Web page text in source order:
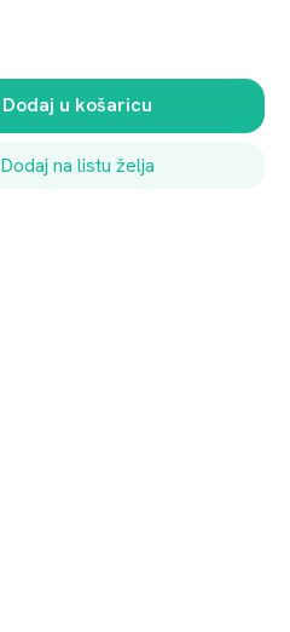
Dodaj u košaricu
Dodaj na listu želja